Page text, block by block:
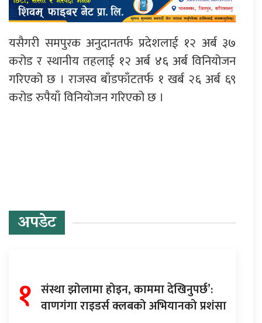
यसैगरी समपुरक अनुदानतर्फ प्रदेशलाई १२ अर्ब ३७
करोड र स्थानीय तहलाई १२ अर्ब ४६ अर्ब विनियोजन
गरिएको छ । राजस्व बाँडफाँटतर्फ १ खर्ब २६ अर्ब ६९
करोड रुपैयाँ विनियोजन गरिएको छ ।
अपडेट
१ संस्था झोलामा होइन, काममा देखिनुपर्छ’:
वाणगंगा राइडर्स क्लबको अभियानको प्रशंसा